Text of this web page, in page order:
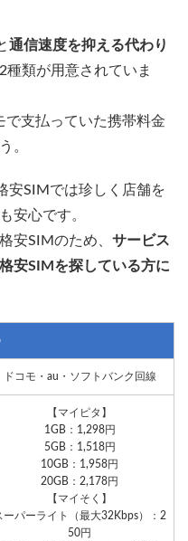
通信速度を抑える代わり
種類が用意されていま
支払っていた携帯料金
。
安SIMでは珍しく店舗を
安心です。
安SIMのため、 サービス
安SIMを探している方に
ドコモ・au・ソフトバンク回線
【マイピタ】
1GB：1,298円
5GB：1,518円
10GB：1,958円
20GB：2,178円
【マイそく】
ーパーライト（最大32Kbps）：2
50円